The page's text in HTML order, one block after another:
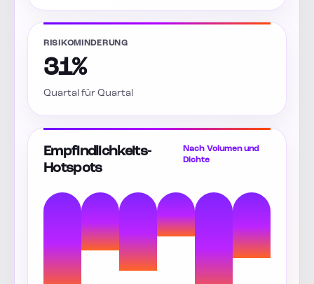
RISIKOMINDERUNG
31%
Quartal für Quartal
Empfindlichkeits-
Hotspots
Nach Volumen und
Dichte